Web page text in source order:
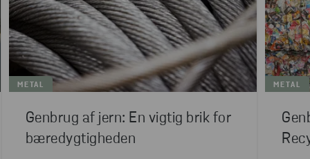
METAL
Genbrug af jern: En vigtig brik for
bæredygtigheden
METAL